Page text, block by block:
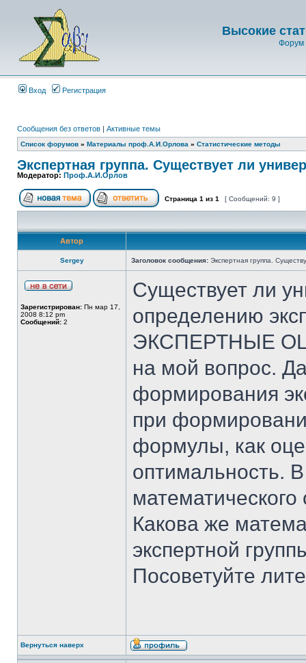
Высокие
Форум
Вход Регистрация
Сообщения без ответов | Активные темы
Список форумов » Материалы проф.А.И.Орлова » Статистические методы
Экспертная группа. Существует ли
Модератор: Проф.А.И.Орлов
Страница 1 из 1 [ Сообщений: 9 ]
Автор
Sergey Заголовок сообщения: Экспертная группа.
Зарегистрирован: Пн мар 17,
2008 8:12 pm
Сообщений: 2
Существует ли
определению
ЭКСПЕРТНЫЕ
на мой вопрос.
формирования
при
формулы, как
оптимальность.
Какова же
экспертной
Посоветуйте
Вернуться наверх